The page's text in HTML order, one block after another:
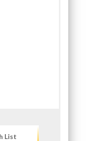
List